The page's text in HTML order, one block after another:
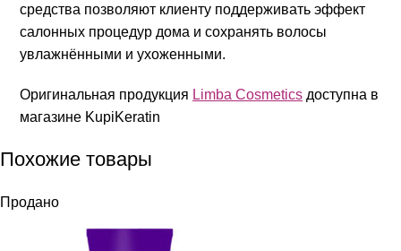
средства позволяют клиенту поддерживать эффект
салонных процедур дома и сохранять волосы
увлажнёнными и ухоженными.
Оригинальная продукция Limba Cosmetics доступна в
магазине KupiKeratin
Похожие товары
Продано